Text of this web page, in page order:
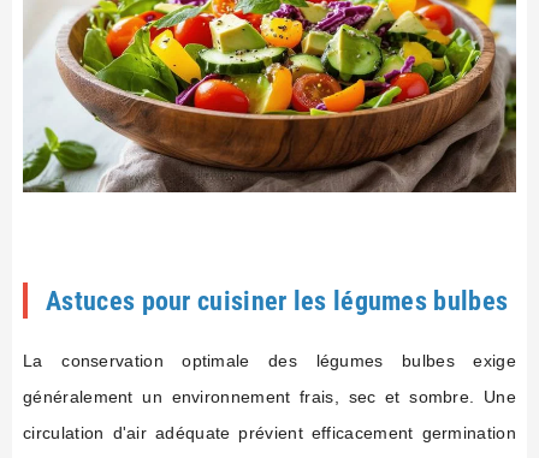
Astuces pour cuisiner les légumes bulbes
La conservation optimale des légumes bulbes exige
généralement un environnement frais, sec et sombre. Une
circulation d'air adéquate prévient efficacement germination